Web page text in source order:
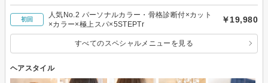
初回
人気No.2 パーソナルカラー・骨格診断付×カット
×カラー×極上スパ×5STEPTr
￥19,980
すべてのスペシャルメニューを見る
ヘアスタイル